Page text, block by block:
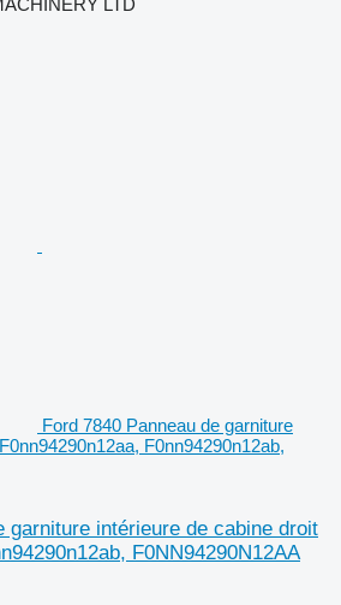
LTD
Ford 7840 Panneau de garniture
F0nn94290n12ab,
garniture intérieure de cabine droit
F0NN94290N12AA